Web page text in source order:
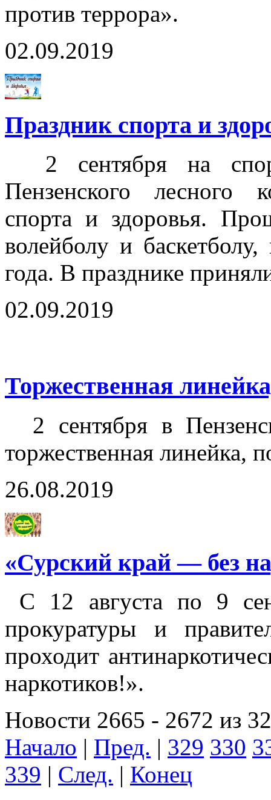
против террора».
02.09.2019
Праздник спорта и
2 сентября на
Пензенского лесного
спорта и здоровья.
волейболу и
года. В празднике
02.09.2019
Торжественная
2 сентября в
торжественная линейка,
26.08.2019
«Сурский край — без
С 12 августа по 9
прокуратуры и
проходит
наркотиков!».
Новости 2665 - 2672 из
Начало | Пред. | 329 330
339 | След. | Конец